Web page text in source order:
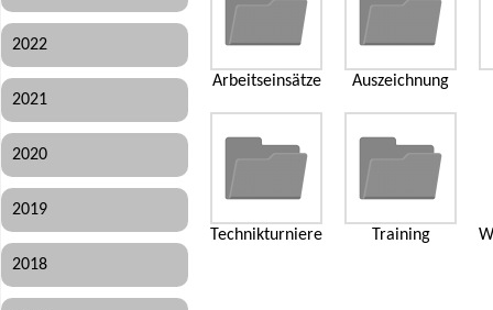
2022
2021
2020
2019
2018
Arbeitseinsätze Auszeichnung
Technikturniere Training